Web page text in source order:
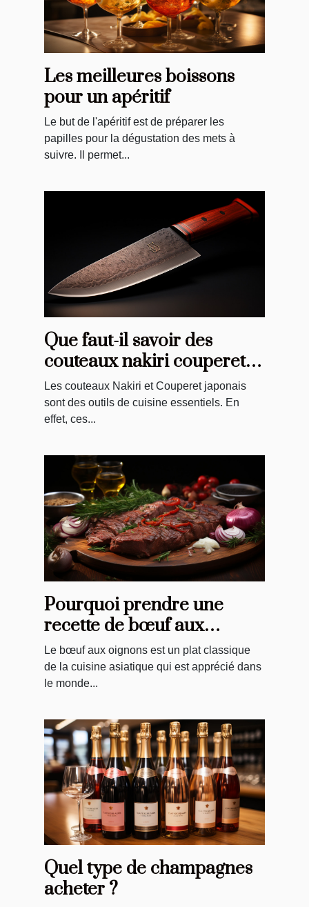
Les meilleures boissons
pour un apéritif
Le but de l'apéritif est de préparer les
papilles pour la dégustation des mets à
suivre. Il permet...
Que faut-il savoir des
couteaux nakiri couperet
du Japon ?
Les couteaux Nakiri et Couperet japonais
sont des outils de cuisine essentiels. En
effet, ces...
Pourquoi prendre une
recette de bœuf aux
oignons ?
Le bœuf aux oignons est un plat classique
de la cuisine asiatique qui est apprécié dans
le monde...
Quel type de champagnes
acheter ?